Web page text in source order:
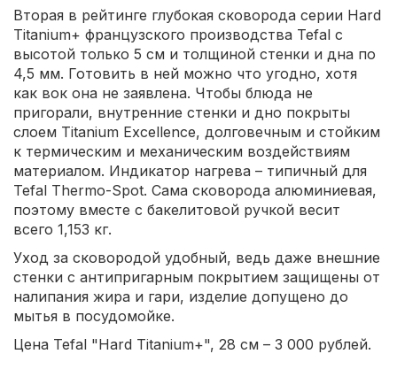
Вторая в рейтинге глубокая сковорода серии Hard
Titanium+ французского производства Tefal с
высотой только 5 см и толщиной стенки и дна по
4,5 мм. Готовить в ней можно что угодно, хотя
как вок она не заявлена. Чтобы блюда не
пригорали, внутренние стенки и дно покрыты
слоем Titanium Excellence, долговечным и стойким
к термическим и механическим воздействиям
материалом. Индикатор нагрева – типичный для
Tefal Thermo-Spot. Сама сковорода алюминиевая,
поэтому вместе с бакелитовой ручкой весит
всего 1,153 кг.
Уход за сковородой удобный, ведь даже внешние
стенки с антипригарным покрытием защищены от
налипания жира и гари, изделие допущено до
мытья в посудомойке.
Цена Tefal "Hard Titanium+", 28 см – 3 000 рублей.